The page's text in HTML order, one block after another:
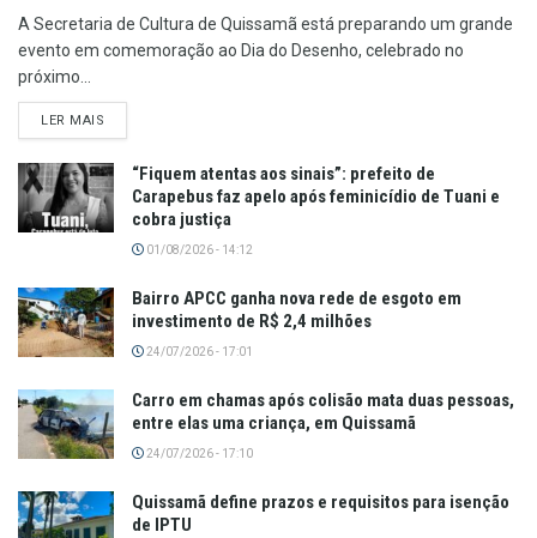
A Secretaria de Cultura de Quissamã está preparando um grande
evento em comemoração ao Dia do Desenho, celebrado no
próximo...
LER MAIS
“Fiquem atentas aos sinais”: prefeito de
Carapebus faz apelo após feminicídio de Tuani e
cobra justiça
01/08/2026 - 14:12
Bairro APCC ganha nova rede de esgoto em
investimento de R$ 2,4 milhões
24/07/2026 - 17:01
Carro em chamas após colisão mata duas pessoas,
entre elas uma criança, em Quissamã
24/07/2026 - 17:10
Quissamã define prazos e requisitos para isenção
de IPTU